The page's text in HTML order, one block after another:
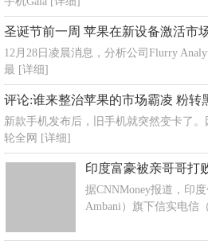
圣诞节前一周 苹果在新设备激活市
12月28日凌晨消息，分析公司Flurry
最 [详细]
评论:谁来整治苹果的市场霸凌 粉转
新款手机发布后，旧手机就突然变卡了
轮全网 [详细]
据CNNMoney报道，印
Ambani）旗下信实电信（